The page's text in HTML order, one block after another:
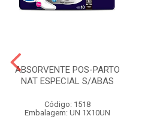
ABSORVENTE POS-PARTO
NAT ESPECIAL S/ABAS
Código: 1518
Embalagem: UN 1X10UN